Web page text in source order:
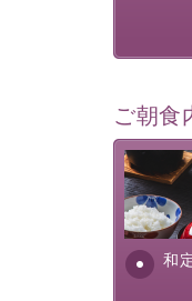
ご朝食
和
さっぱ
れる食
ふんだ
安全を